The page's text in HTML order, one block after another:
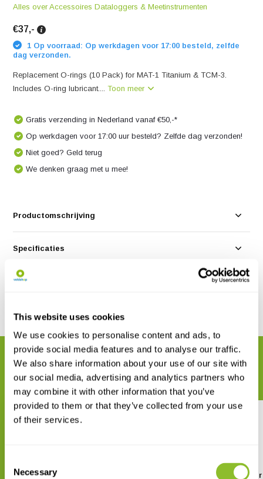
This website uses cookies
We use cookies to personalise content and ads, to
provide social media features and to analyse our traffic.
We also share information about your use of our site with
our social media, advertising and analytics partners who
may combine it with other information that you’ve
provided to them or that they’ve collected from your use
of their services.
Selection
Necessary
Alles over Accessoires Dataloggers & Meetinstrumenten
€37,-
1 Op voorraad: Op werkdagen voor 17:00 besteld, zelfde
dag verzonden.
Replacement O-rings (10 Pack) for MAT-1 Titanium & TCM-3.
Includes O-ring lubricant....Toon meer
Gratis verzending in Nederland vanaf €50,-*
Op werkdagen voor 17:00 uur besteld? Zelfde dag verzonden!
Niet goed? Geld terug
We denken graag met u mee!
Productomschrijving
Specificaties
Reviews
Delen
GERELATEERDE PRODUCTEN
Maak uw bestelling compleet
TCM-3 Deep Water Tilt Current
MAT-1 Data Logger